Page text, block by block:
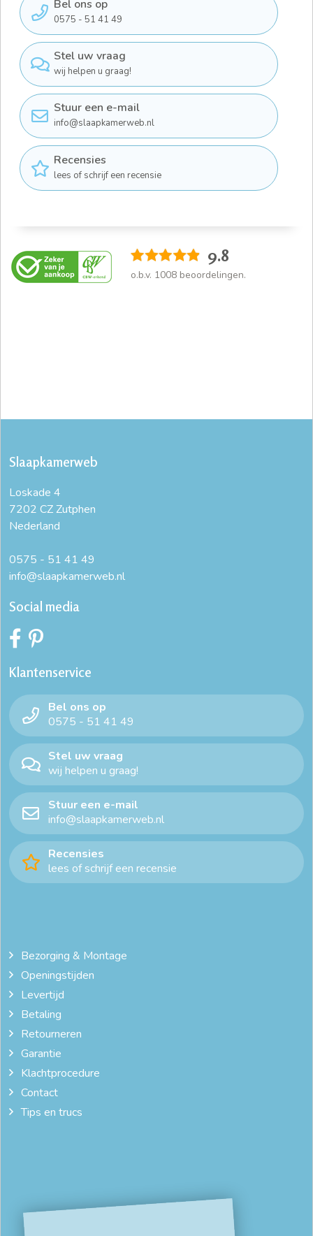
Bel ons op
0575 - 51 41 49
Stel uw vraag
wij helpen u graag!
Stuur een e-mail
info@slaapkamerweb.nl
Recensies
lees of schrijf een recensie
9.8
o.b.v. 1008 beoordelingen.
Slaapkamerweb
Loskade 4
7202 CZ Zutphen
Nederland
0575 - 51 41 49
info@slaapkamerweb.nl
Social media
Klantenservice
Bel ons op
0575 - 51 41 49
Stel uw vraag
wij helpen u graag!
Stuur een e-mail
info@slaapkamerweb.nl
Recensies
lees of schrijf een recensie
Bezorging & Montage
Openingstijden
Levertijd
Betaling
Retourneren
Garantie
Klachtprocedure
Contact
Tips en trucs